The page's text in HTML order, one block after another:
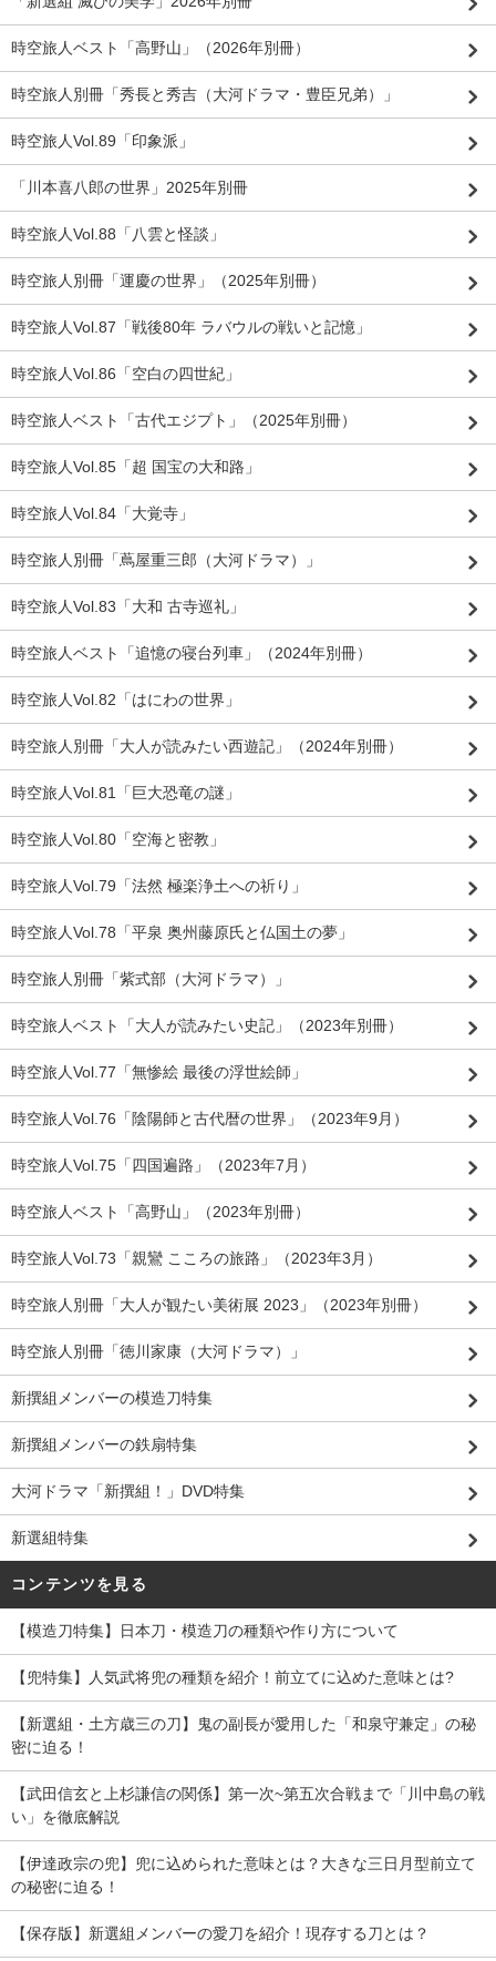
時空旅人ベスト「高野山」（2026年別冊）
時空旅人別冊「秀長と秀吉（大河ドラマ・豊臣兄弟）」
時空旅人Vol.89「印象派」
「川本喜八郎の世界」2025年別冊
時空旅人Vol.88「八雲と怪談」
時空旅人別冊「運慶の世界」（2025年別冊）
時空旅人Vol.87「戦後80年 ラバウルの戦いと記憶」
時空旅人Vol.86「空白の四世紀」
時空旅人ベスト「古代エジプト」（2025年別冊）
時空旅人Vol.85「超 国宝の大和路」
時空旅人Vol.84「大覚寺」
時空旅人別冊「蔦屋重三郎（大河ドラマ）」
時空旅人Vol.83「大和 古寺巡礼」
時空旅人ベスト「追憶の寝台列車」（2024年別冊）
時空旅人Vol.82「はにわの世界」
時空旅人別冊「大人が読みたい西遊記」（2024年別冊）
時空旅人Vol.81「巨大恐竜の謎」
時空旅人Vol.80「空海と密教」
時空旅人Vol.79「法然 極楽浄土への祈り」
時空旅人Vol.78「平泉 奥州藤原氏と仏国土の夢」
時空旅人別冊「紫式部（大河ドラマ）」
時空旅人ベスト「大人が読みたい史記」（2023年別冊）
時空旅人Vol.77「無惨絵 最後の浮世絵師」
時空旅人Vol.76「陰陽師と古代暦の世界」（2023年9月）
時空旅人Vol.75「四国遍路」（2023年7月）
時空旅人ベスト「高野山」（2023年別冊）
時空旅人Vol.73「親鸞 こころの旅路」（2023年3月）
時空旅人別冊「大人が観たい美術展 2023」（2023年別冊）
時空旅人別冊「徳川家康（大河ドラマ）」
新撰組メンバーの模造刀特集
新撰組メンバーの鉄扇特集
大河ドラマ「新撰組！」DVD特集
新選組特集
コンテンツを見る
【模造刀特集】日本刀・模造刀の種類や作り方について
【兜特集】人気武将兜の種類を紹介！前立てに込めた意味とは?
【新選組・土方歳三の刀】鬼の副長が愛用した「和泉守兼定」の秘
密に迫る！
【武田信玄と上杉謙信の関係】第一次~第五次合戦まで「川中島の戦
い」を徹底解説
【伊達政宗の兜】兜に込められた意味とは？大きな三日月型前立て
の秘密に迫る！
【保存版】新選組メンバーの愛刀を紹介！現存する刀とは？